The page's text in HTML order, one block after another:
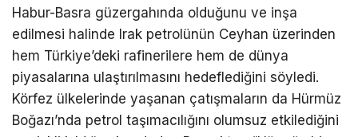
Habur-Basra güzergahında olduğunu ve inşa
edilmesi halinde Irak petrolünün Ceyhan üzerinden
hem Türkiye’deki rafinerilere hem de dünya
piyasalarına ulaştırılmasını hedeflediğini söyledi.
Körfez ülkelerinde yaşanan çatışmaların da Hürmüz
Boğazı’nda petrol taşımacılığını olumsuz etkilediğini